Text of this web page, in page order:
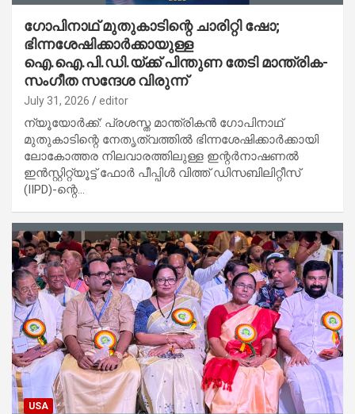
ഗോപിനാഥ് മുതുകാടിന്റെ ചാരിറ്റി ഷോ;
ഭിന്നശേഷിക്കാർക്കായുള്ള
ഐ.ഐ.പി.ഡി.യ്ക്ക് പിന്തുണ തേടി മാന്ത്രിക-
സംഗീത സന്ദേശ വിരുന്ന്
July 31, 2026 editor
ന്യൂയോർക്ക്: പ്രശസ്ത മാന്ത്രികൻ ഗോപിനാഥ്
മുതുകാടിന്റെ നേതൃത്വത്തിൽ ഭിന്നശേഷിക്കാർക്കായി
ലോകോത്തര നിലവാരത്തിലുള്ള ഇന്റർനാഷണൽ
ഇൻസ്റ്റിറ്റ്യൂട്ട് ഫോർ പീപ്പിൾ വിത്ത് ഡിസബിലിറ്റീസ്
(IIPD)-ന്റെ…
USA